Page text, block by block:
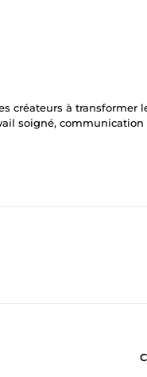
créateurs à transformer
soigné, communication